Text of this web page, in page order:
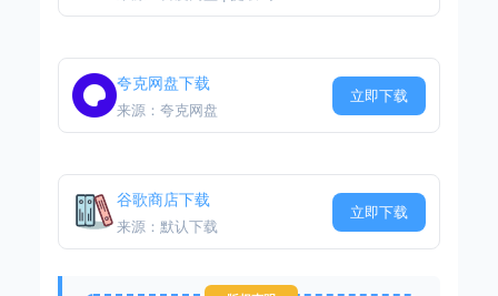
夸克网盘下载
来源：夸克网盘
立即下载
谷歌商店下载
来源：默认下载
立即下载